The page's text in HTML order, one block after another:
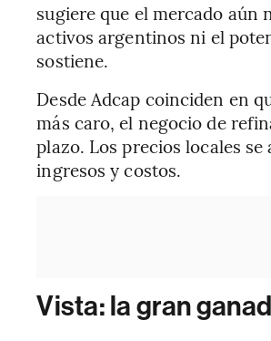
sugiere que el mercado aún
activos argentinos ni el
sostiene.
Desde Adcap coinciden en
más caro, el negocio de
plazo. Los precios locales
ingresos y costos.
Vista: la gran